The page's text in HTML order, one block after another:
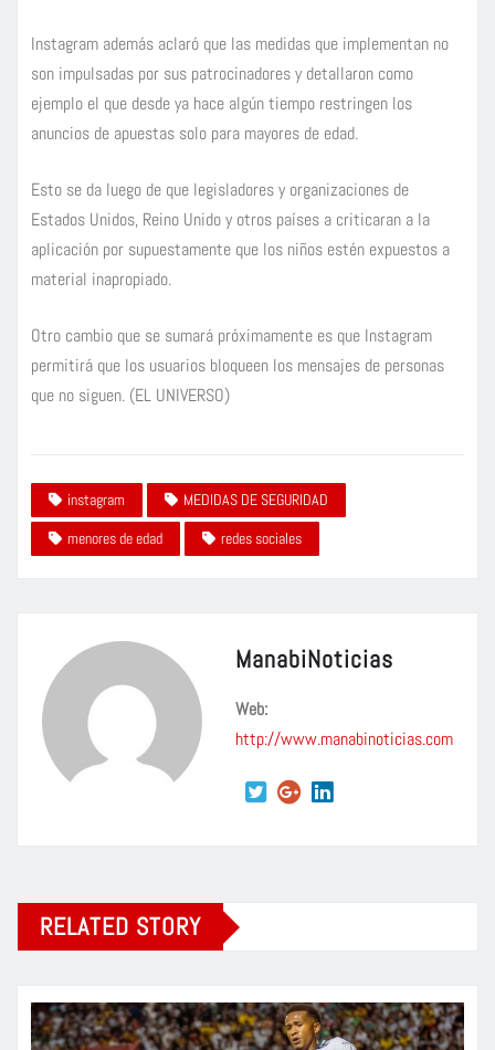
Instagram además aclaró que las medidas que implementan no
son impulsadas por sus patrocinadores y detallaron como
ejemplo el que desde ya hace algún tiempo restringen los
anuncios de apuestas solo para mayores de edad.
Esto se da luego de que legisladores y organizaciones de
Estados Unidos, Reino Unido y otros países a criticaran a la
aplicación por supuestamente que los niños estén expuestos a
material inapropiado.
Otro cambio que se sumará próximamente es que Instagram
permitirá que los usuarios bloqueen los mensajes de personas
que no siguen. (EL UNIVERSO)
instagram
MEDIDAS DE SEGURIDAD
menores de edad
redes sociales
ManabiNoticias
Web:
http://www.manabinoticias.com
RELATED STORY